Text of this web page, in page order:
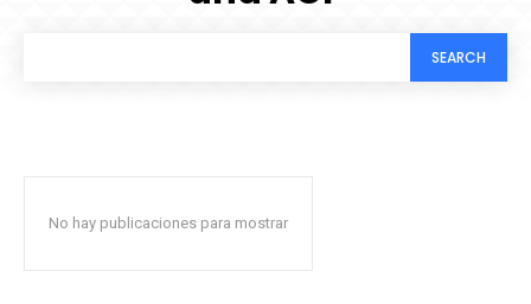
SEARCH
No hay publicaciones para mostrar